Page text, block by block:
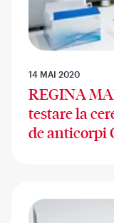
14 MAI 2020
REGINA
testare la
de anticorpi